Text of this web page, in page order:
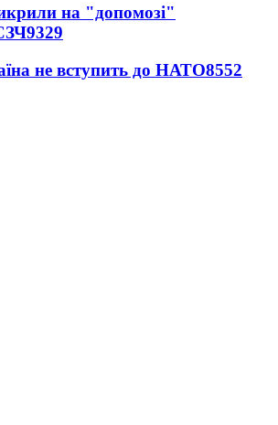
на "допомозі"
9329
не вступить до НАТО8552